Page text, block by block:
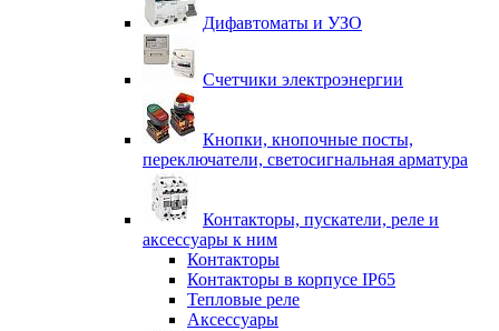
Дифавтоматы и УЗО
Счетчики электроэнергии
Кнопки, кнопочные посты,
переключатели, светосигнальная арматура
Контакторы, пускатели, реле и
аксессуары к ним
Контакторы
Контакторы в корпусе IP65
Тепловые реле
Аксессуары